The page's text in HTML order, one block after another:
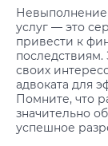
Невыполнение
услуг — это
привести к
своих
адвоката для
Помните, что
значительно
успешное